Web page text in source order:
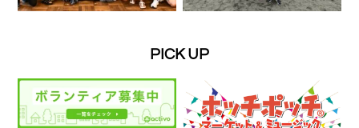
PICK UP